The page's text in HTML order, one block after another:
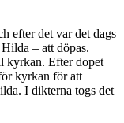
efter det var det dags
– att döpas.
kyrkan. Efter dopet
kyrkan för att
I dikterna togs det